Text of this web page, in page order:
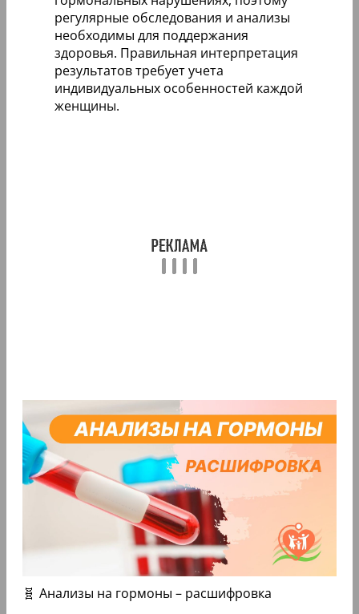
регулярные обследования и анализы
необходимы для поддержания
здоровья. Правильная интерпретация
результатов требует учета
индивидуальных особенностей каждой
женщины.
🧬 Анализы на гормоны – расшифровка